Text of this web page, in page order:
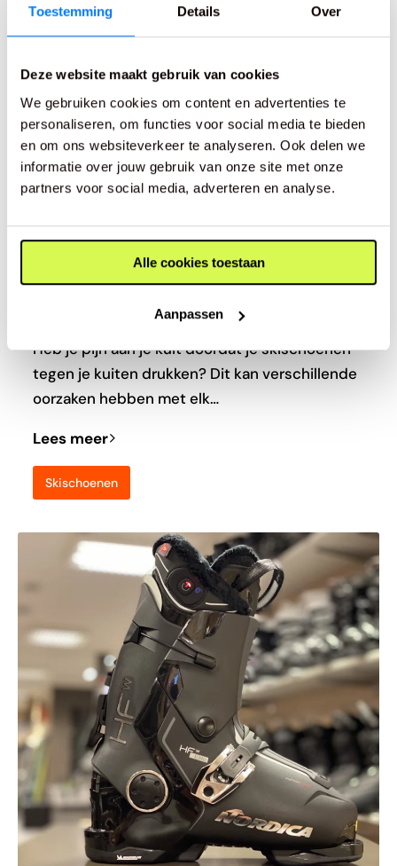
Toestemming Details Over
Deze website maakt gebruik van cookies
We gebruiken cookies om content en advertenties te
personaliseren, om functies voor social media te bieden
en om ons websiteverkeer te analyseren. Ook delen we
informatie over jouw gebruik van onze site met onze
partners voor social media, adverteren en analyse.
Alle cookies toestaan
Aanpassen
21 januari 2020
Skischoenen en pijn aan de kuit: 5
Heb je pijn aan je kuit doordat je skischoenen
tegen je kuiten drukken? Dit kan verschillende
oorzaken hebben met elk…
Lees meer
Skischoenen